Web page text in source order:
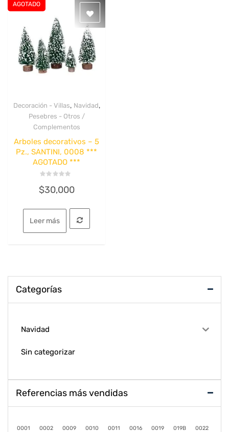
AGOTADO
Quick View
Decoración - Villas, Navidad,
Pesebres - Otros /
Complementos
Arboles decorativos – 5
Pz., SANTINI, 0008 ***
AGOTADO ***
con
0
5
$30,000
Leer más
Categorías
Navidad
Sin categorizar
Referencias más vendidas
0001 0002 0009 0010 0011 0016 0019 019B
0022